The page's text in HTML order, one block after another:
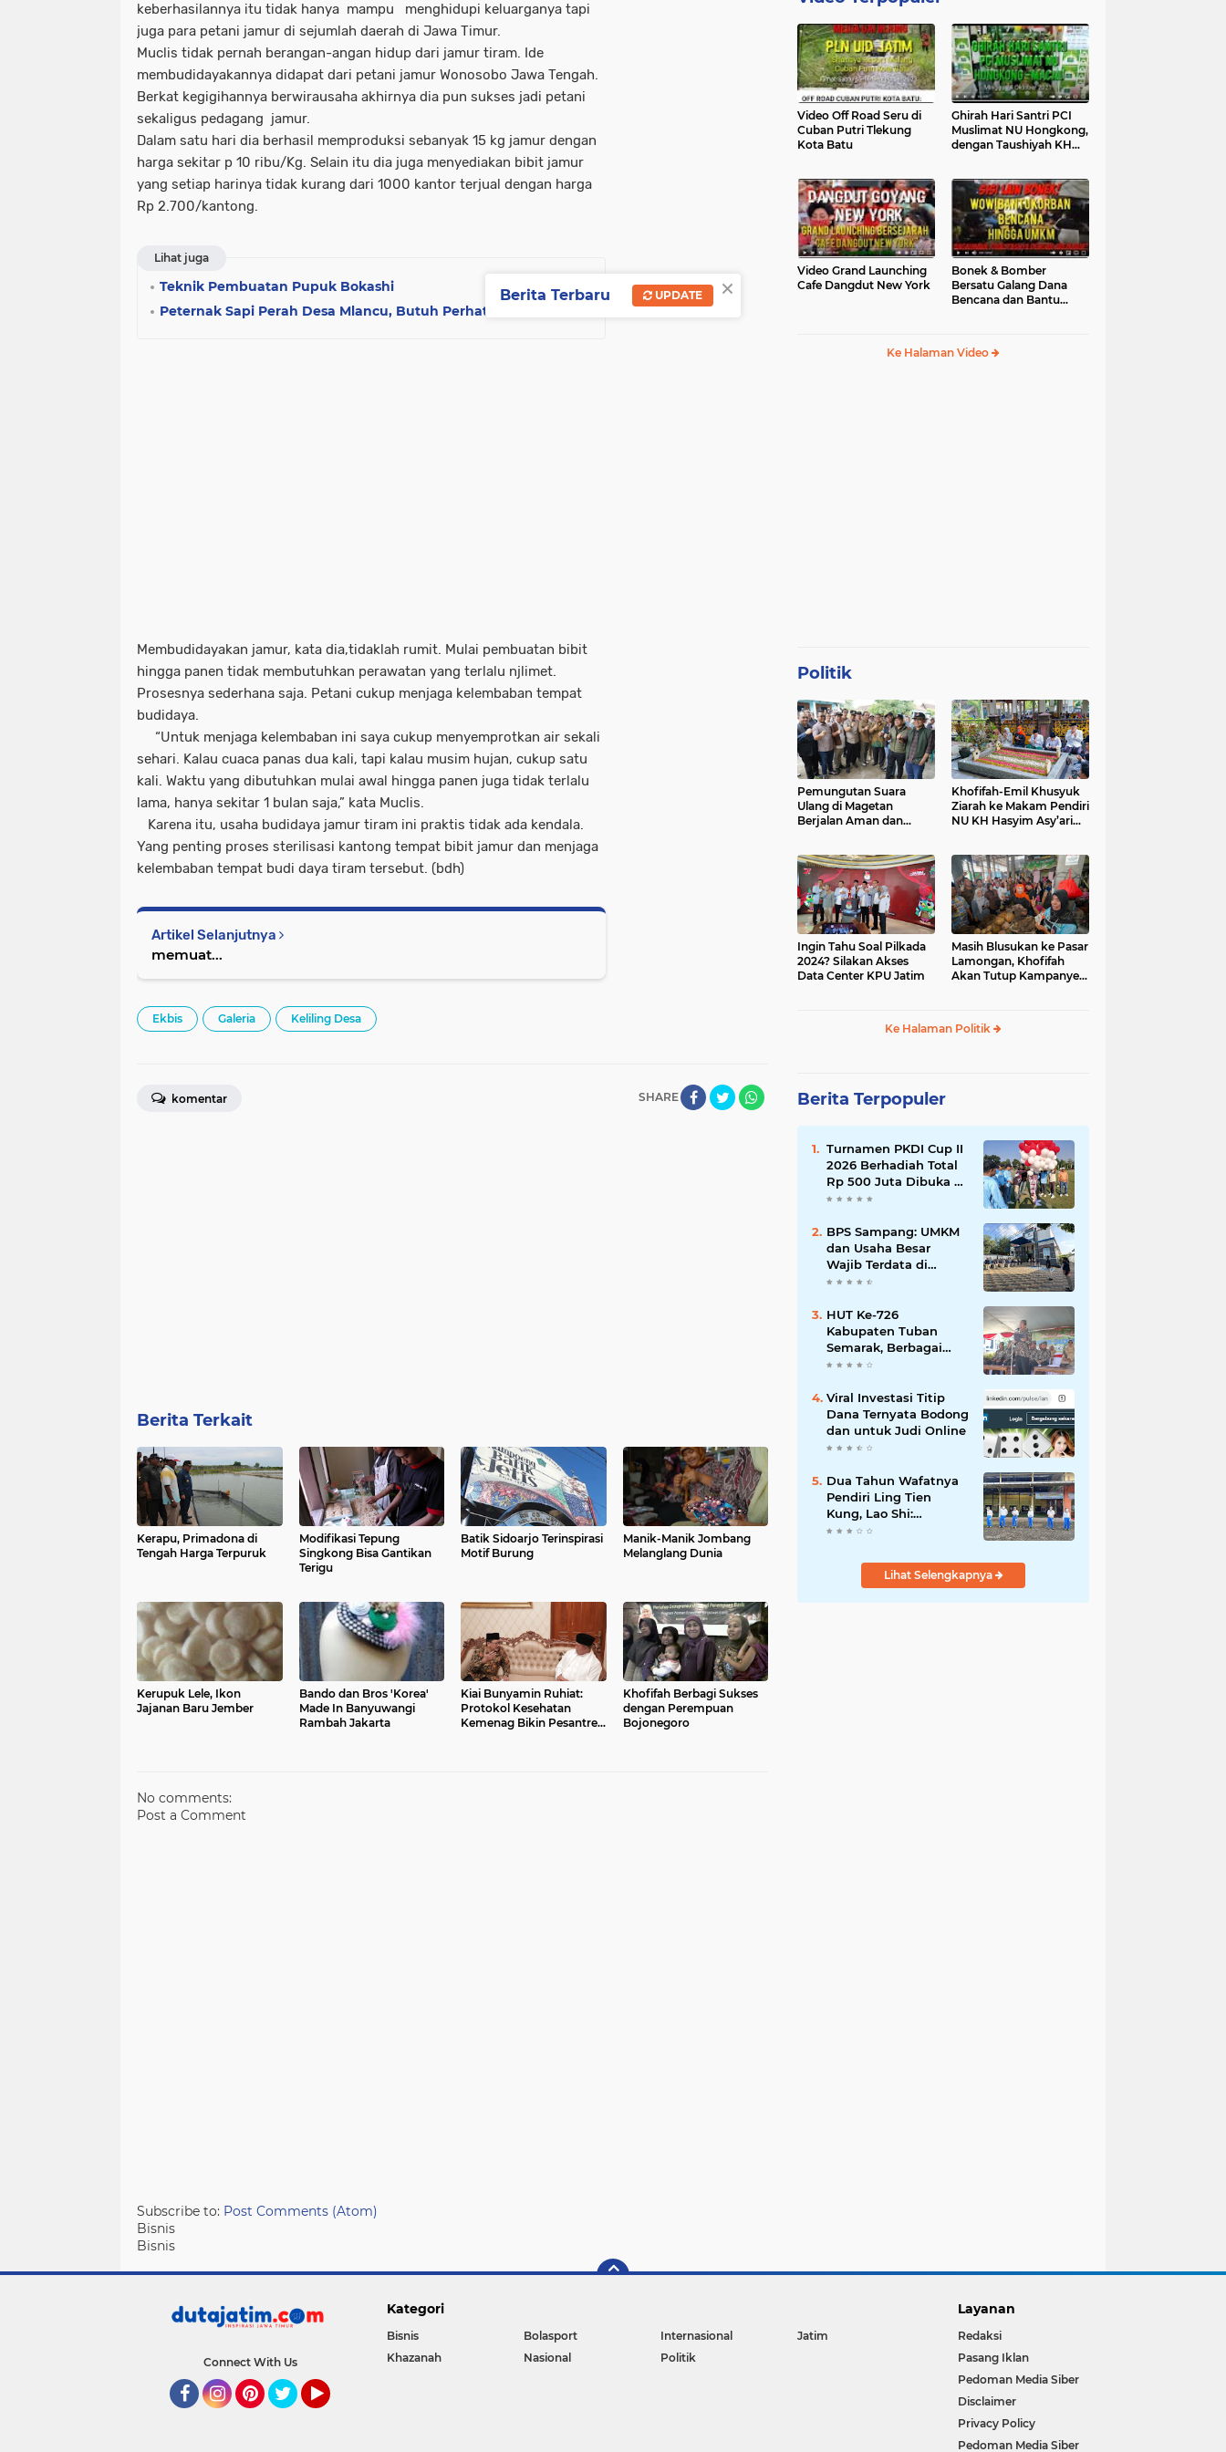
keberhasilannya itu tidak hanya mampu menghidupi keluarganya tapi
juga para petani jamur di sejumlah daerah di Jawa Timur.
Muclis tidak pernah berangan-angan hidup dari jamur tiram. Ide
membudidayakannya didapat dari petani jamur Wonosobo Jawa Tengah.
Berkat kegigihannya berwirausaha akhirnya dia pun sukses jadi petani
sekaligus pedagang jamur.
Dalam satu hari dia berhasil memproduksi sebanyak 15 kg jamur dengan
harga sekitar p 10 ribu/Kg. Selain itu dia juga menyediakan bibit jamur
yang setiap harinya tidak kurang dari 1000 kantor terjual dengan harga
Rp 2.700/kantong.
Lihat juga
Teknik Pembuatan Pupuk Bokashi
Peternak Sapi Perah Desa Mlancu, Butuh Perhatian
Membudidayakan jamur, kata dia,tidaklah rumit. Mulai pembuatan bibit
hingga panen tidak membutuhkan perawatan yang terlalu njlimet.
Prosesnya sederhana saja. Petani cukup menjaga kelembaban tempat
budidaya.
“Untuk menjaga kelembaban ini saya cukup menyemprotkan air sekali
sehari. Kalau cuaca panas dua kali, tapi kalau musim hujan, cukup satu
kali. Waktu yang dibutuhkan mulai awal hingga panen juga tidak terlalu
lama, hanya sekitar 1 bulan saja,” kata Muclis.
Karena itu, usaha budidaya jamur tiram ini praktis tidak ada kendala.
Yang penting proses sterilisasi kantong tempat bibit jamur dan menjaga
kelembaban tempat budi daya tiram tersebut. (bdh)
Artikel Selanjutnya
memuat...
Ekbis Galeria Keliling Desa
SHARE
komentar
Berita Terkait
Kerapu, Primadona di
Tengah Harga Terpuruk
Modifikasi Tepung
Singkong Bisa Gantikan
Terigu
Batik Sidoarjo Terinspirasi
Motif Burung
Manik-Manik Jombang
Melanglang Dunia
Kerupuk Lele, Ikon
Jajanan Baru Jember
Bando dan Bros 'Korea'
Made In Banyuwangi
Rambah Jakarta
Kiai Bunyamin Ruhiat:
Protokol Kesehatan
Kemenag Bikin Pesantren
Khofifah Berbagi Sukses
dengan Perempuan
Bojonegoro
No comments:
Post a Comment
Subscribe to: Post Comments (Atom)
Bisnis
Bisnis
Video Off Road Seru di
Cuban Putri Tlekung
Kota Batu
Ghirah Hari Santri PCI
Muslimat NU Hongkong,
dengan Taushiyah KH
Video Grand Launching
Cafe Dangdut New York
Bonek & Bomber
Bersatu Galang Dana
Bencana dan Bantu
Ke Halaman Video
Politik
Pemungutan Suara
Ulang di Magetan
Berjalan Aman dan
Khofifah-Emil Khusyuk
Ziarah ke Makam Pendiri
NU KH Hasyim Asy’ari
Ingin Tahu Soal Pilkada
2024? Silakan Akses
Data Center KPU Jatim
Masih Blusukan ke Pasar
Lamongan, Khofifah
Akan Tutup Kampanye
Ke Halaman Politik
Berita Terpopuler
Turnamen PKDI Cup II
2026 Berhadiah Total
Rp 500 Juta Dibuka di
Jombang, Ketua PKDI
Mahdi: Ajang
Silaturrahmi dan
Media Komunikasi
Antar-Kades untuk
BPS Sampang: UMKM
dan Usaha Besar
Wajib Terdata di
Sensus Ekonomi 2026,
Sasaran
HUT Ke-726
Kabupaten Tuban
Semarak, Berbagai
Prestasinya Pun
Viral Investasi Titip
Dana Ternyata Bodong
dan untuk Judi Online
Dua Tahun Wafatnya
Pendiri Ling Tien
Kung, Lao Shi:
Amanah Harus Kita
Lihat Selengkapnya
Connect With Us
Kategori
Bisnis Bolasport Internasional
Jatim
Khazanah
Nasional Politik
Layanan
Redaksi
Pasang Iklan
Pedoman Media Siber
Disclaimer
Privacy Policy
Pedoman Media Siber
×
Berita Terbaru UPDATE